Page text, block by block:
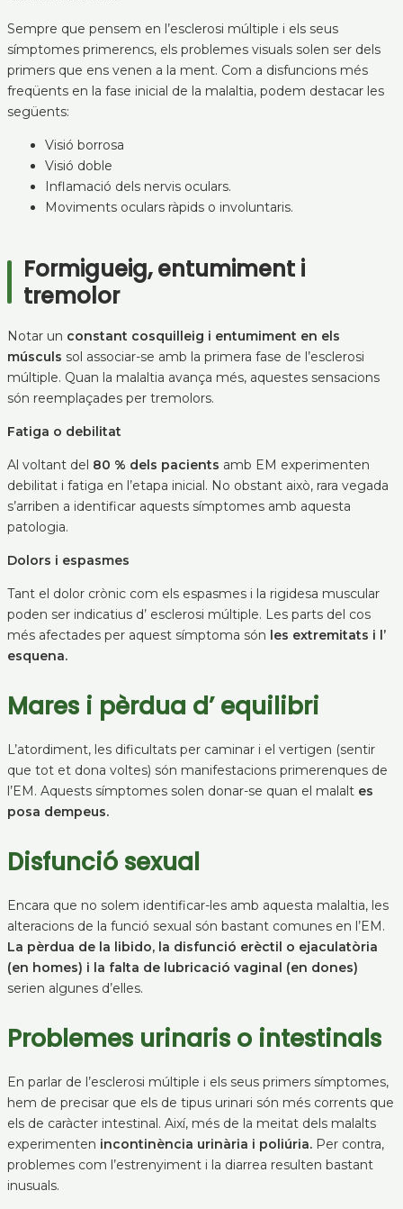
Sempre que pensem en l’esclerosi múltiple i els seus
símptomes primerencs, els problemes visuals solen ser dels
primers que ens venen a la ment. Com a disfuncions més
freqüents en la fase inicial de la malaltia, podem destacar les
següents:
Visió borrosa
Visió doble
Inflamació dels nervis oculars.
Moviments oculars ràpids o involuntaris.
Formigueig, entumiment i
tremolor
Notar un constant cosquilleig i entumiment en els
músculs sol associar-se amb la primera fase de l’esclerosi
múltiple. Quan la malaltia avança més, aquestes sensacions
són reemplaçades per tremolors.
Fatiga o debilitat
Al voltant del 80 % dels pacients amb EM experimenten
debilitat i fatiga en l’etapa inicial. No obstant això, rara vegada
s’arriben a identificar aquests símptomes amb aquesta
patologia.
Dolors i espasmes
Tant el dolor crònic com els espasmes i la rigidesa muscular
poden ser indicatius d’ esclerosi múltiple. Les parts del cos
més afectades per aquest símptoma són les extremitats i l’
esquena.
Mares i pèrdua d’ equilibri
L’atordiment, les dificultats per caminar i el vertigen (sentir
que tot et dona voltes) són manifestacions primerenques de
l’EM. Aquests símptomes solen donar-se quan el malalt es
posa dempeus.
Disfunció sexual
Encara que no solem identificar-les amb aquesta malaltia, les
alteracions de la funció sexual són bastant comunes en l’EM.
La pèrdua de la libido, la disfunció erèctil o ejaculatòria
(en homes) i la falta de lubricació vaginal (en dones)
serien algunes d’elles.
Problemes urinaris o intestinals
En parlar de l’esclerosi múltiple i els seus primers símptomes,
hem de precisar que els de tipus urinari són més corrents que
els de caràcter intestinal. Així, més de la meitat dels malalts
experimenten incontinència urinària i poliúria.Per contra,
problemes com l’estrenyiment i la diarrea resulten bastant
inusuals.